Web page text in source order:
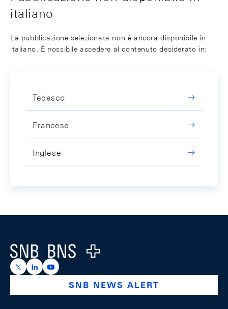
italiano
La pubblicazione selezionata non è ancora disponibile in
italiano. È possibile accedere al contenuto desiderato in:
Tedesco
Francese
Inglese
Logo
https://x.com/snb_bns
https://ch.linkedin.com/company/swiss-national-
https://www.youtube.com/@swissnationalbank
SNB NEWS ALERT